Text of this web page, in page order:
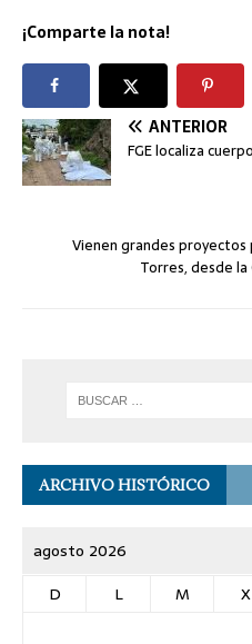
¡Comparte la nota!
ANTERIOR
FGE localiza
Vienen grandes proyectos
Torres, desde
ARCHIVO HISTÓRICO
agosto 2026
D
L M X